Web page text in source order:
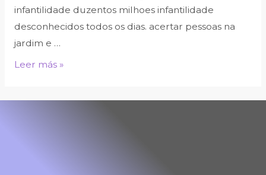
infantilidade duzentos milhoes infantilidade
desconhecidos todos os dias. acertar pessoas na
jardim e …
Leer más »